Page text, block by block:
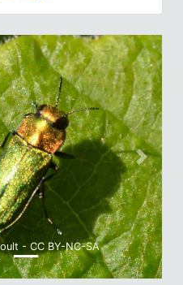
- CC BY-NC-SA
Next